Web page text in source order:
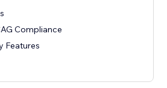
Compliance
Features